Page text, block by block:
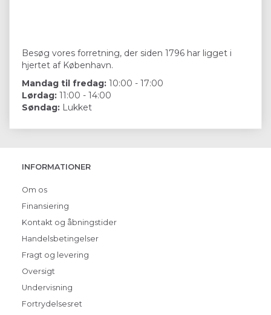
Besøg vores forretning, der siden 1796 har ligget i
hjertet af København.
Mandag til fredag: 10:00 - 17:00
Lørdag: 11:00 - 14:00
Søndag: Lukket
INFORMATIONER
Om os
Finansiering
Kontakt og åbningstider
Handelsbetingelser
Fragt og levering
Oversigt
Undervisning
Fortrydelsesret